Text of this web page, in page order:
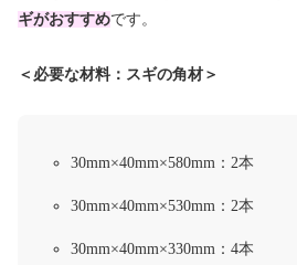
ギがおすすめです。
＜必要な材料：スギの角材＞
30mm×40mm×580mm：2本
30mm×40mm×530mm：2本
30mm×40mm×330mm：4本